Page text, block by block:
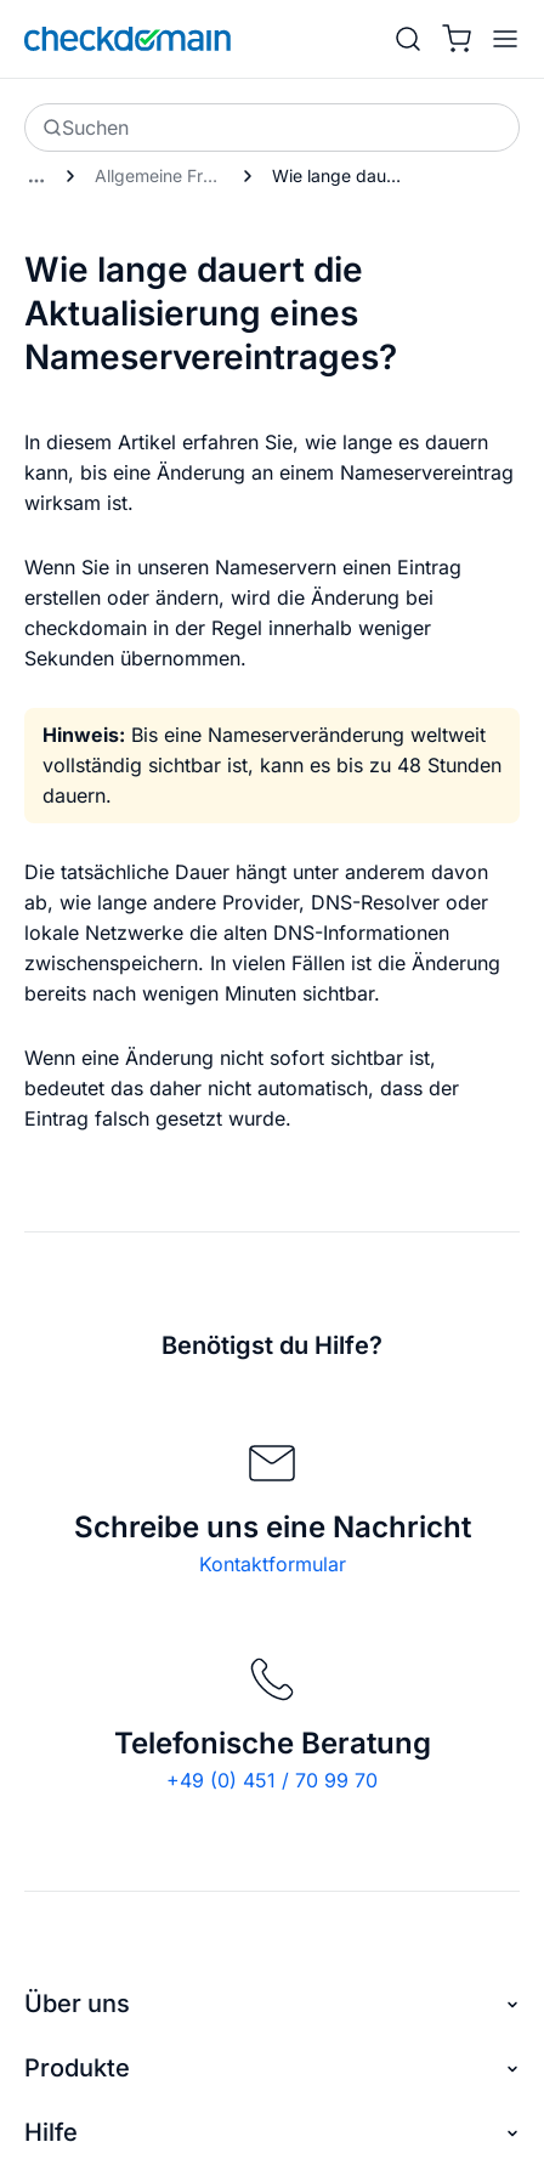
Suchen
Allgemeine Fragen zu Nameservern Wie lange dauert die Aktualisierung eines Nameservereintrages?
Wie lange dauert die
Aktualisierung eines
Nameservereintrages?
In diesem Artikel erfahren Sie, wie lange es dauern
kann, bis eine Änderung an einem Nameservereintrag
wirksam ist.
Wenn Sie in unseren Nameservern einen Eintrag
erstellen oder ändern, wird die Änderung bei
checkdomain in der Regel innerhalb weniger
Sekunden übernommen.
Hinweis: Bis eine Nameserveränderung weltweit
vollständig sichtbar ist, kann es bis zu 48 Stunden
dauern.
Die tatsächliche Dauer hängt unter anderem davon
ab, wie lange andere Provider, DNS-Resolver oder
lokale Netzwerke die alten DNS-Informationen
zwischenspeichern. In vielen Fällen ist die Änderung
bereits nach wenigen Minuten sichtbar.
Wenn eine Änderung nicht sofort sichtbar ist,
bedeutet das daher nicht automatisch, dass der
Eintrag falsch gesetzt wurde.
Benötigst du Hilfe?
Schreibe uns eine Nachricht
Kontaktformular
Telefonische Beratung
+49 (0) 451 / 70 99 70
Über uns
Über checkdomain
Partnerprogramm
Produkte
Domain reservieren
Hilfe